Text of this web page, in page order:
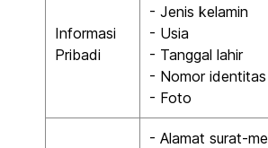
Informasi
Pribadi
- Jenis kelamin
- Usia
- Tanggal lahir
- Nomor identitas
- Foto
- Alamat surat-